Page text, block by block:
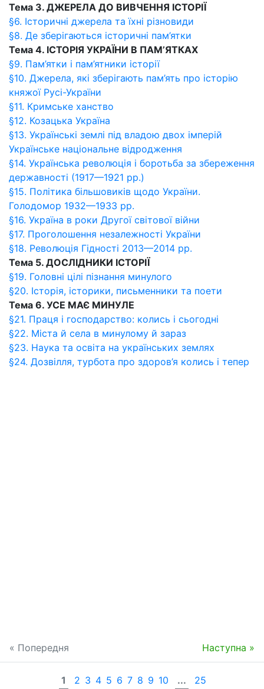
Тема 3. ДЖЕРЕЛА ДО ВИВЧЕННЯ ІСТОРІЇ
§6. Історичні джерела та їхні різновиди
§8. Де зберігаються історичні пам’ятки
Тема 4. ІСТОРІЯ УКРАЇНИ В ПАМ’ЯТКАХ
§9. Пам’ятки і пам’ятники історії
§10. Джерела, які зберігають пам’ять про історію
княжої Русі-України
§11. Кримське ханство
§12. Козацька Україна
§13. Українські землі під владою двох імперій
Українське національне відродження
§14. Українська революція і боротьба за збереження
державності (1917—1921 рр.)
§15. Політика більшовиків щодо України.
Голодомор 1932—1933 рр.
§16. Україна в роки Другої світової війни
§17. Проголошення незалежності України
§18. Революція Гідності 2013—2014 рр.
Тема 5. ДОСЛІДНИКИ ІСТОРІЇ
§19. Головні цілі пізнання минулого
§20. Історія, історики, письменники та поети
Тема 6. УСЕ МАЄ МИНУЛЕ
§21. Праця і господарство: колись і сьогодні
§22. Міста й села в минулому й зараз
§23. Наука та освіта на українських землях
§24. Дозвілля, турбота про здоров’я колись і тепер
« Попередня Наступна »
1 2 3 4 5 6 7 8 9 10 ... 25